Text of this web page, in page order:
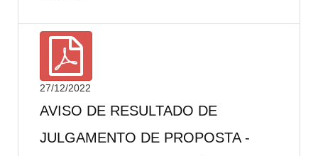
27/12/2022
AVISO DE RESULTADO DE
JULGAMENTO DE PROPOSTA -